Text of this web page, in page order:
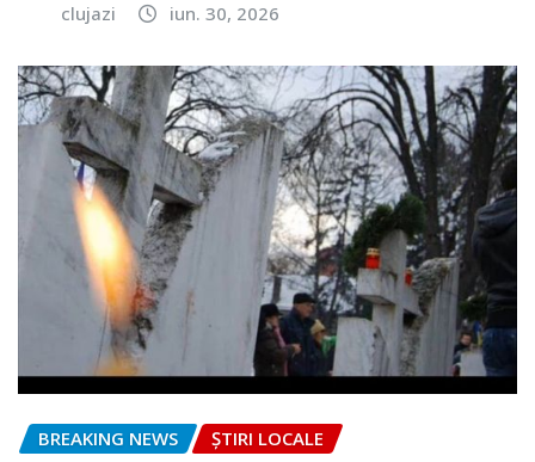
clujazi iun. 30, 2026
BREAKING NEWS ȘTIRI LOCALE